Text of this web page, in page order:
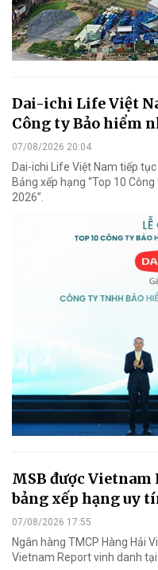
Dai-ichi Life Việt
Công ty Bảo hiểm
07/08/2026 20:04
Dai-ichi Life Việt Nam tiếp
Bảng xếp hạng “Top 10
2026”.
MSB được
bảng xếp hạng uy
07/08/2026 17:55
Ngân hàng TMCP Hàng Hải
Vietnam Report vinh danh